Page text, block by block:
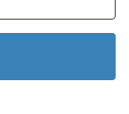
20:00 között